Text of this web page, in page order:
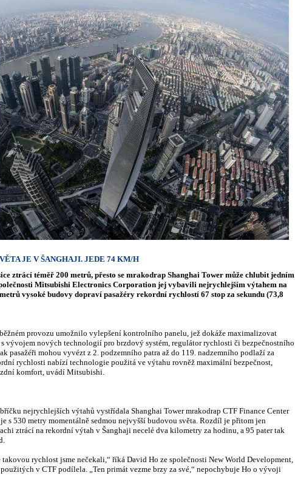
JE V ŠANGHAJI. JEDE 74 KM/H
ztrácí téměř 200 metrů, přesto se mrakodrap Shanghai Tower může chlubit jedním
Mitsubishi Electronics Corporation jej vybavili nejrychlejším výtahem na
vysoké budovy dopraví pasažéry rekordní rychlostí 67 stop za sekundu (73,8
provozu umožnilo vylepšení kontrolního panelu, jež dokáže maximalizovat
vývojem nových technologií pro brzdový systém, regulátor rychlosti či bezpečnostního
pasažéři mohou vyvézt z 2. podzemního patra až do 119. nadzemního podlaží za
rychlosti nabízí technologie použitá ve výtahu rovněž maximální bezpečnost,
komfort, uvádí Mitsubishi.
nejrychlejších výtahů vystřídala Shanghai Tower mrakodrap CTF Finance Center
s 530 metry momentálně sedmou nejvyšší budovou světa. Rozdíl je přitom jen
ztrácí na rekordní výtah v Šanghaji necelé dva kilometry za hodinu, a 95 pater tak
rychlost jsme nečekali,“ říká David Ho ze společnosti New World Development,
v CTF podílela. „Ten primát vezme brzy za své,“ nepochybuje Ho o vývoji